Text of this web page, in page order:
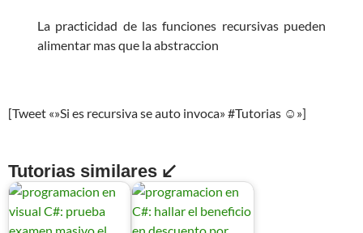
La practicidad de las funciones recursivas pueden
alimentar mas que la abstraccion
[Tweet «»Si es recursiva se auto invoca» #Tutorias ☺»]
Tutorias similares ↙